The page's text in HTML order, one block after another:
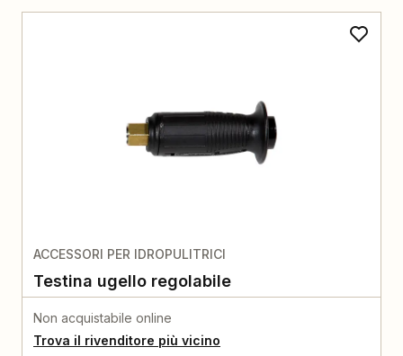
ACCESSORI PER IDROPULITRICI
Testina ugello regolabile
Non acquistabile online
Trova il rivenditore più vicino